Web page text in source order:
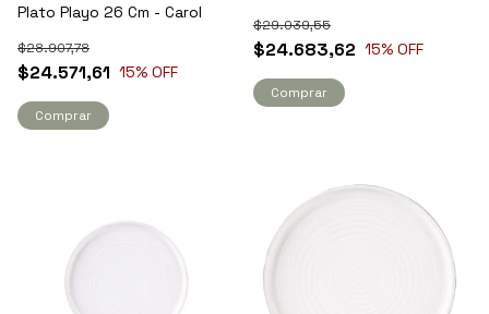
Plato Playo 26 Cm - Carol
$24.571,61
$28.907,78
15% OFF
Comprar
$24.683,62
$29.039,55
15% OFF
Comprar